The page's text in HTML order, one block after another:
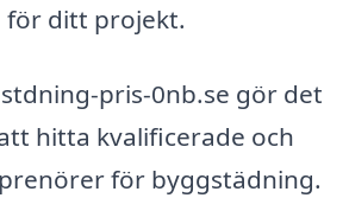
för ditt projekt.
pris-0nb.se gör det
hitta kvalificerade och
för byggstädning.